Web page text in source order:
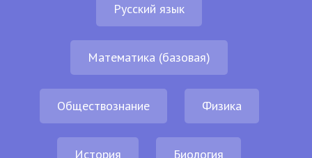
Русский язык
Математика (базовая)
Обществознание Физика
История Биология